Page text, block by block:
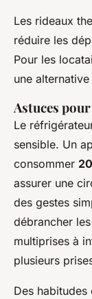
Les rideaux
réduire les
Pour les
une
Astuces
Le
sensible. Un
consommer
assurer une
des gestes
débrancher
multiprises à
plusieurs
Des